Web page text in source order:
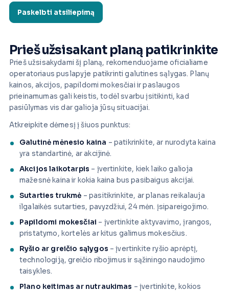
Prieš užsisakant planą patikrinkite
Prieš užsisakydami šį planą, rekomenduojame oficialiame
operatoriaus puslapyje patikrinti galutines sąlygas. Planų
kainos, akcijos, papildomi mokesčiai ir paslaugos
prieinamumas gali keistis, todėl svarbu įsitikinti, kad
pasiūlymas vis dar galioja jūsų situacijai.
Atkreipkite dėmesį į šiuos punktus:
Galutinė mėnesio kaina – patikrinkite, ar nurodyta kaina
yra standartinė, ar akcijinė.
Akcijos laikotarpis – įvertinkite, kiek laiko galioja
mažesnė kaina ir kokia kaina bus pasibaigus akcijai.
Sutarties trukmė – pasitikrinkite, ar planas reikalauja
ilgalaikės sutarties, pavyzdžiui, 24 mėn. įsipareigojimo.
Papildomi mokesčiai – įvertinkite aktyvavimo, įrangos,
pristatymo, kortelės ar kitus galimus mokesčius.
Ryšio ar greičio sąlygos – įvertinkite ryšio aprėptį,
technologiją, greičio ribojimus ir sąžiningo naudojimo
taisykles.
Plano keitimas ar nutraukimas – įvertinkite, kokios